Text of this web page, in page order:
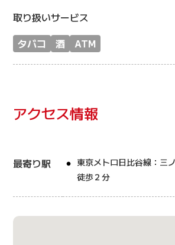
取り扱いサービス
タバコ
酒 ATM
アクセス情報
最寄り駅
東京メトロ日比谷線：三
徒歩２分